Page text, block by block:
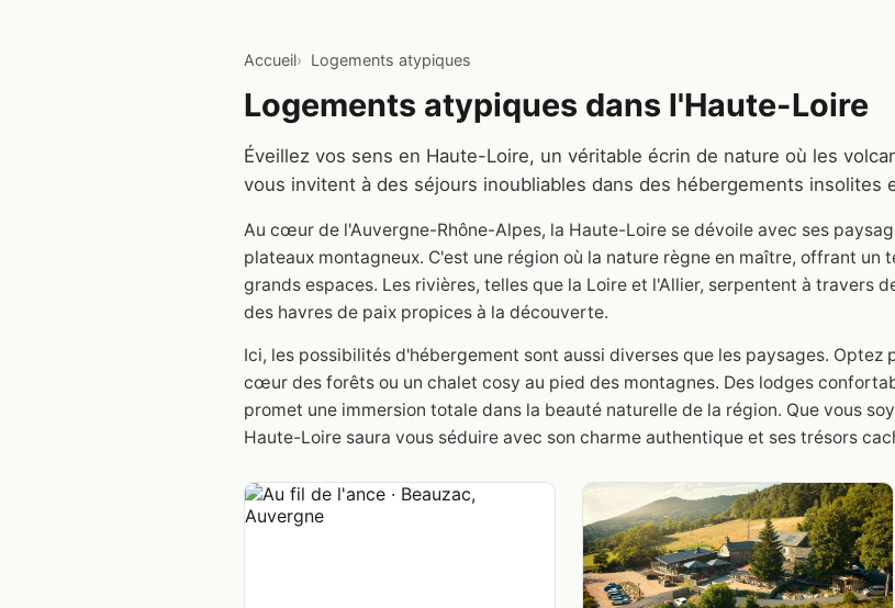
Accueil Logements atypiques
Logements atypiques dans l'Haute-Loire
Éveillez vos sens en Haute-Loire, un véritable écrin de nature où les
vous invitent à des séjours inoubliables dans des hébergements insolites
Au cœur de l'Auvergne-Rhône-Alpes, la Haute-Loire se dévoile avec ses
plateaux montagneux. C'est une région où la nature règne en maître, offrant un
grands espaces. Les rivières, telles que la Loire et l'Allier, serpentent à travers
des havres de paix propices à la découverte.
Ici, les possibilités d'hébergement sont aussi diverses que les paysages. Optez
cœur des forêts ou un chalet cosy au pied des montagnes. Des lodges
promet une immersion totale dans la beauté naturelle de la région. Que vous
Haute-Loire saura vous séduire avec son charme authentique et ses trésors